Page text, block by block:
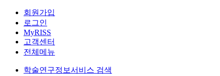
회원가입
로그인
MyRISS
고객센터
전체메뉴
학술연구정보서비스 검색